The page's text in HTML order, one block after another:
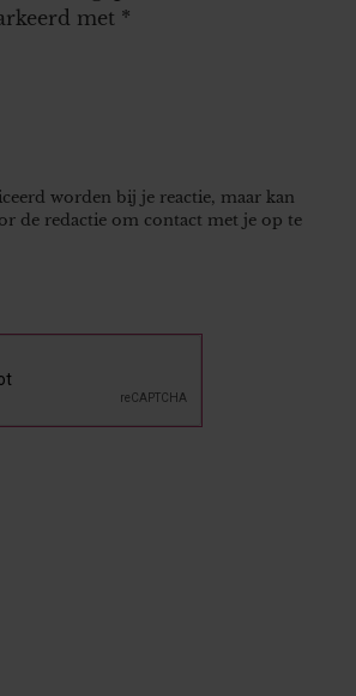
met *
worden bij je reactie, maar kan
de redactie om contact met je op te